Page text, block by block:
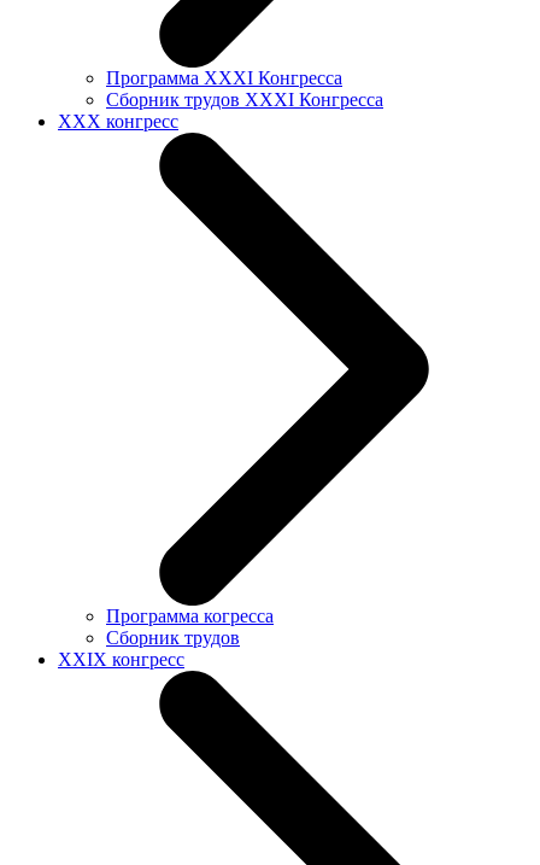
Программа XXXI Конгресса
Сборник трудов XXXI Конгресса
XXX конгресс
Программа когресса
Сборник трудов
XXIX конгресс